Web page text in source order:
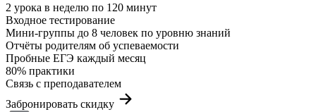
2 урока в неделю по 120 минут
Входное тестирование
Мини-группы до 8 человек по уровню знаний
Отчёты родителям об успеваемости
Пробные ЕГЭ каждый месяц
80% практики
Связь с преподавателем
Забронировать скидку